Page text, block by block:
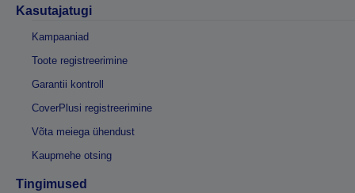
Kasutajatugi
Kampaaniad
Toote registreerimine
Garantii kontroll
CoverPlusi registreerimine
Võta meiega ühendust
Kaupmehe otsing
Tingimused